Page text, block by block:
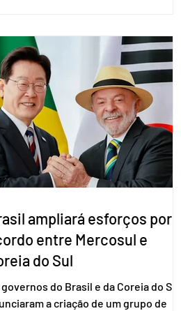
ser tomado a cada dois meses. O
de inclusão vai ser encaminhado
Ministério da Saúde à Comissão
de Incorporação de Novas
no SUS (Conitec) na semana
vem. A Conitec é um colegiado
ampliará esforços por
entre Mercosul e
do Sul
governos do Brasil e da Coreia do Sul
a criação de um grupo de